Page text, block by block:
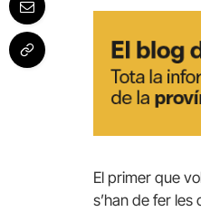
El primer que
s’han de fer